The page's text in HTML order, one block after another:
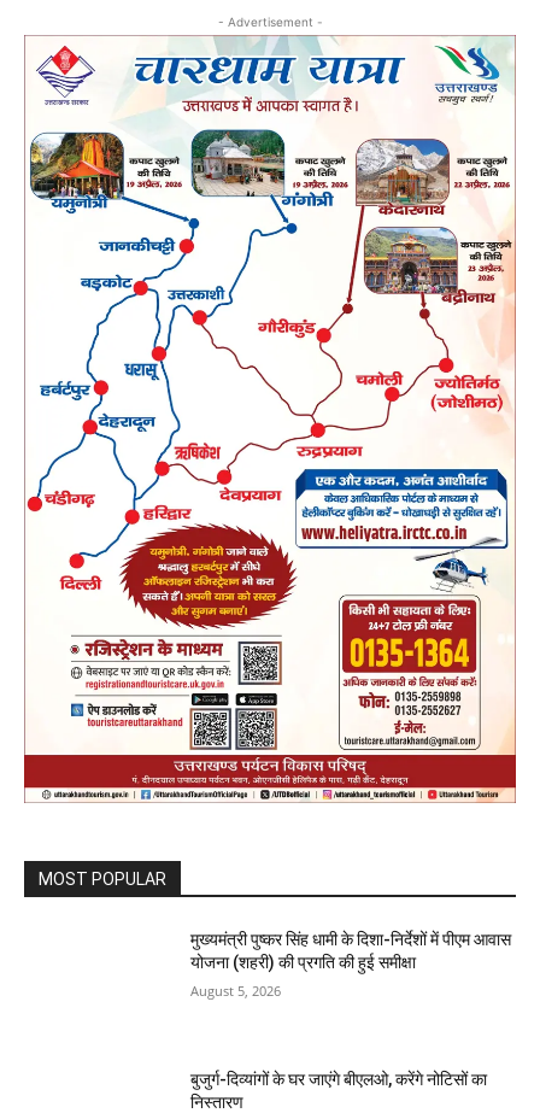
- Advertisement -
MOST POPULAR
मुख्यमंत्री पुष्कर सिंह धामी के दिशा-निर्देशों में पीएम आवास
योजना (शहरी) की प्रगति की हुई समीक्षा
August 5, 2026
बुजुर्ग-दिव्यांगों के घर जाएंगे बीएलओ, करेंगे नोटिसों का
निस्तारण